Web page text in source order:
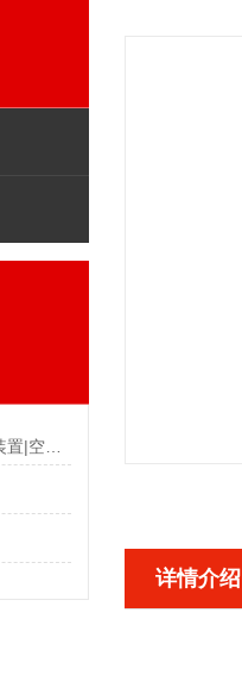
现代制冷与空调系统技能实训装置|空调冰箱组装调试实训装置
详情介绍